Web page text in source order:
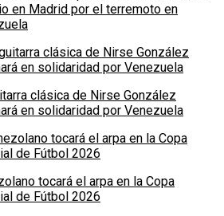
en Madrid por el terremoto en
clásica de Nirse González
en solidaridad por Venezuela
tocará el arpa en la Copa
de Fútbol 2026